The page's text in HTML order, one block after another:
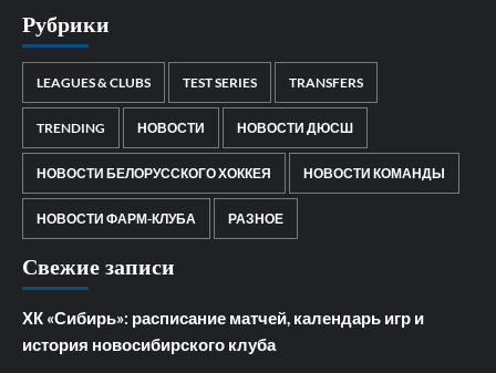
Рубрики
LEAGUES & CLUBS TEST SERIES TRANSFERS
TRENDING НОВОСТИ НОВОСТИ ДЮСШ
НОВОСТИ БЕЛОРУССКОГО ХОККЕЯ НОВОСТИ КОМАНДЫ
НОВОСТИ ФАРМ-КЛУБА РАЗНОЕ
Свежие записи
ХК «Сибирь»: расписание матчей, календарь игр и
история новосибирского клуба